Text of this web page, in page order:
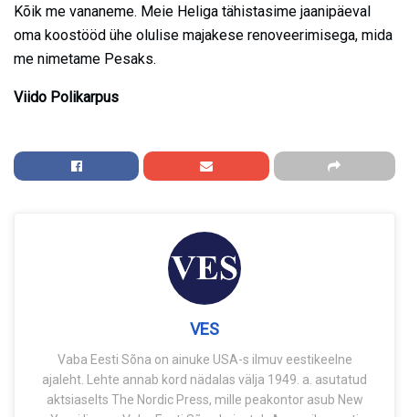
Kõik me vananeme. Meie Heliga tähistasime jaanipäeval
oma koostööd ühe olulise majakese renoveerimisega, mida
me nimetame Pesaks.
Viido Polikarpus
VES
Vaba Eesti Sõna on ainuke USA-s ilmuv eestikeelne
ajaleht. Lehte annab kord nädalas välja 1949. a. asutatud
aktsiaselts The Nordic Press, mille peakontor asub New